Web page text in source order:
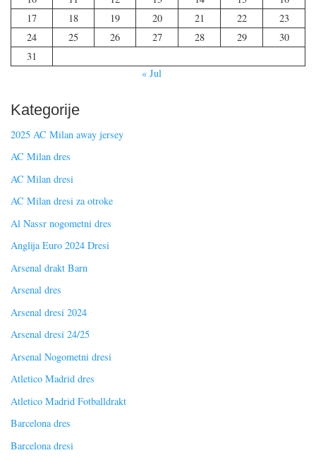
17
18 19 20 21 22
23
24
25 26 27 28 29
30
31
« Jul
Kategorije
2025 AC Milan away jersey
AC Milan dres
AC Milan dresi
AC Milan dresi za otroke
Al Nassr nogometni dres
Anglija Euro 2024 Dresi
Arsenal drakt Barn
Arsenal dres
Arsenal dresi 2024
Arsenal dresi 24/25
Arsenal Nogometni dresi
Atletico Madrid dres
Atletico Madrid Fotballdrakt
Barcelona dres
Barcelona dresi